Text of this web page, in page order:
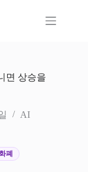
면 상승을
AI
폐